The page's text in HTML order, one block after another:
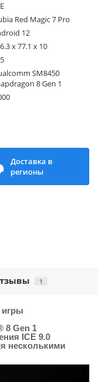
Red Magic 7 Pro
12
x 77.1 x 10
SM8450
8 Gen 1
Доставка в
регионы
1
8 Gen 1
ICE 9.0
несколькими